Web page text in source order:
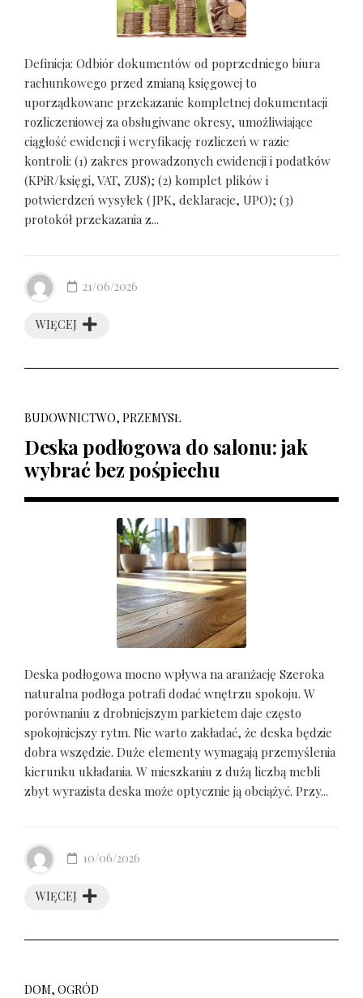
Definicja: Odbiór dokumentów od poprzedniego biura
rachunkowego przed zmianą księgowej to
uporządkowane przekazanie kompletnej dokumentacji
rozliczeniowej za obsługiwane okresy, umożliwiające
ciągłość ewidencji i weryfikację rozliczeń w razie
kontroli: (1) zakres prowadzonych ewidencji i podatków
(KPiR/księgi, VAT, ZUS); (2) komplet plików i
potwierdzeń wysyłek (JPK, deklaracje, UPO); (3)
protokół przekazania z...
WIĘCEJ
21/06/2026
BUDOWNICTWO, PRZEMYSŁ
Deska podłogowa do salonu: jak
wybrać bez pośpiechu
Deska podłogowa mocno wpływa na aranżację Szeroka
naturalna podłoga potrafi dodać wnętrzu spokoju. W
porównaniu z drobniejszym parkietem daje często
spokojniejszy rytm. Nie warto zakładać, że deska będzie
dobra wszędzie. Duże elementy wymagają przemyślenia
kierunku układania. W mieszkaniu z dużą liczbą mebli
zbyt wyrazista deska może optycznie ją obciążyć. Przy...
WIĘCEJ
10/06/2026
DOM, OGRÓD